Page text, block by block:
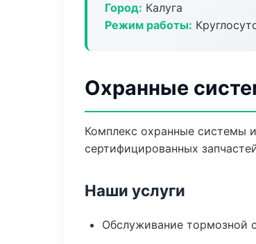
Город: Калуга
Режим работы:
Охранные
Комплекс охранные системы
сертифицированных
Наши услуги
Обслуживание тормозной